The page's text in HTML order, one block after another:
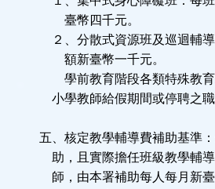
臺幣四千元。
２、分散式資源班及巡迴輔
額新臺幣一千元。
學前教育階段各類特殊教育
小學教師給假期間或停聘之職
五、核定教學輔導費補助基準
助，且實際擔任班級教學輔
師，由本署補助每人每月新臺